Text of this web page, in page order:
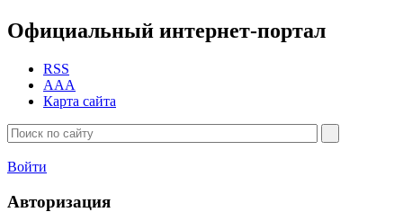
Официальный интернет-портал
RSS
AAA
Карта сайта
Войти
Авторизация